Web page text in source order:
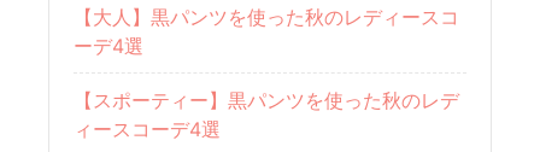
【大人】黒パンツを使った秋のレディースコ
ーデ4選
【スポーティー】黒パンツを使った秋のレデ
ィースコーデ4選